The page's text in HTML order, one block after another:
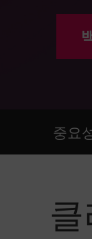
서비스형
Cyber
안전한 해
AI 보안
중요